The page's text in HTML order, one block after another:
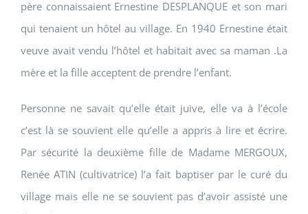
père connaissaient Ernestine DESPLANQUE et son mari
qui tenaient un hôtel au village. En 1940 Ernestine était
veuve avait vendu l’hôtel et habitait avec sa maman .La
mère et la fille acceptent de prendre l’enfant.
Personne ne savait qu’elle était juive, elle va à l’école
c’est là se souvient elle qu’elle a appris à lire et écrire.
Par sécurité la deuxième fille de Madame MERGOUX,
Renée ATIN (cultivatrice) l’a fait baptiser par le curé du
village mais elle ne se souvient pas d’avoir assisté une